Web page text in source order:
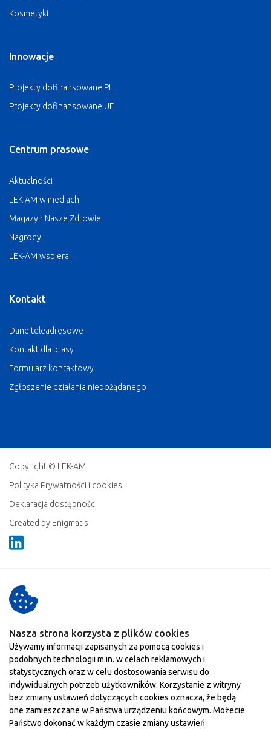
Kosmetyki
Innowacje
Projekty dofinansowane PL
Projekty dofinansowane UE
Centrum prasowe
Aktualności
LEK-AM w mediach
Magazyn Nasze Zdrowie
Nagrody
LEK-AM wspiera
Kontakt
Dane teleadresowe
Kontakt dla prasy
Formularz kontaktowy
Zgłoszenie działania niepożądanego
Copyright © LEK-AM
Polityka Prywatności i cookies
Deklaracja dostępności
Created by Enigmatis
Nasza strona korzysta z plików cookies
Używamy informacji zapisanych za pomocą cookies i
podobnych technologii m.in. w celach reklamowych i
statystycznych oraz w celu dostosowania serwisu do
indywidualnych potrzeb użytkowników. Korzystanie z witryny
bez zmiany ustawień dotyczących cookies oznacza, że będą
one zamieszczane w Państwa urządzeniu końcowym. Możecie
Państwo dokonać w każdym czasie zmiany ustawień